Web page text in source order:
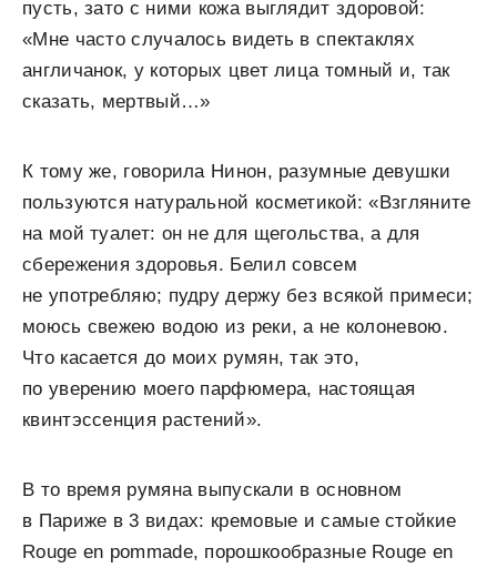
пусть, зато с ними кожа выглядит здоровой:
«Мне часто случалось видеть в спектаклях
англичанок, у которых цвет лица томный и, так
сказать, мертвый…»
К тому же, говорила Нинон, разумные девушки
пользуются натуральной косметикой: «Взгляните
на мой туалет: он не для щегольства, а для
сбережения здоровья. Белил совсем
не употребляю; пудру держу без всякой примеси;
моюсь свежею водою из реки, а не колоневою.
Что касается до моих румян, так это,
по уверению моего парфюмера, настоящая
квинтэссенция растений».
В то время румяна выпускали в основном
в Париже в 3 видах: кремовые и самые стойкие
Rouge en pommade, порошкообразные Rouge en